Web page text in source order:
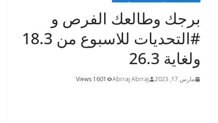
برجك وطالعك الفرص و
#التحديات للاسبوع من 18.3
ولغاية 26.3
مارس 17, 2023 Abrraj Abrraj
1601 Views